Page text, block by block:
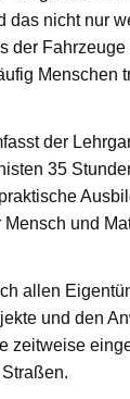
das nicht nur
der
Menschen
der
35
Mensch und
allen
und den
zeitweise